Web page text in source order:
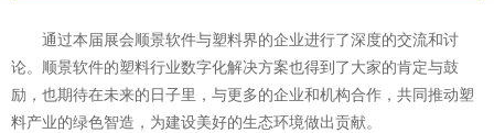
通过本届展会顺景软件与塑料界的企业进行了深度的交流和讨
论。顺景软件的塑料行业数字化解决方案也得到了大家的肯定与鼓
励，也期待在未来的日子里，与更多的企业和机构合作，共同推动塑
料产业的绿色智造，为建设美好的生态环境做出贡献。